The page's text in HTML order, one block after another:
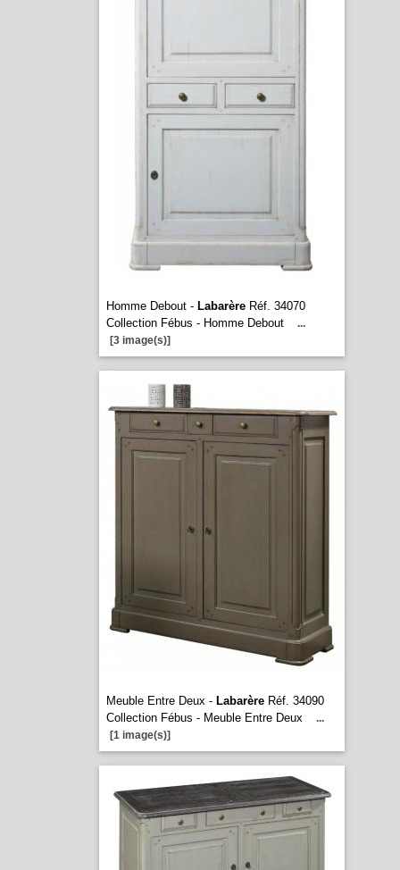
Homme Debout - LabarèreRéf. 34070
Collection Fébus - Homme Debout
...
[3 image(s)]
Meuble Entre Deux - LabarèreRéf. 34090
Collection Fébus - Meuble Entre Deux
...
[1 image(s)]